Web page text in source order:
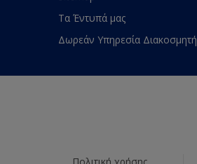
Τα Έντυπά μας
Δωρεάν Υπηρεσία Διακοσμητή